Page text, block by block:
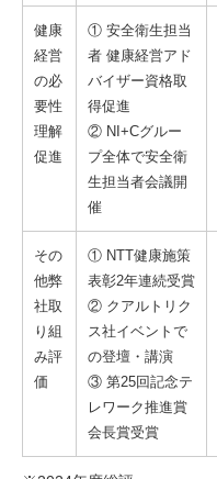
健康
経営
の必
要性
理解
促進
① 安全衛生担当
者 健康経営アド
バイザー資格取
得促進
② NI+Cグルー
プ全体で安全衛
生担当者会議開
催
その
他弊
社取
り組
み評
価
① NTT健康施策
表彰2年連続受賞
② クアルトリク
ス社イベントで
の登壇・講演
③ 第25回記念テ
レワーク推進賞
会長賞受賞